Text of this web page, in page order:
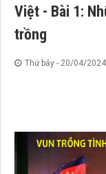
Việt - Bài 1:
trồng
Thứ bảy - 20/04/